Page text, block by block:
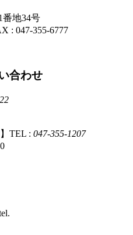
番地34号
: 047-355-6777
合わせ
TEL : 047-355-1207